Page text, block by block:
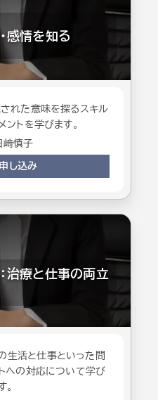
感情を知る
れた意味を探るスキル
ントを学びます。
﨑慎子
し込み
治療と仕事の両立
生活と仕事といった問
への対応について学び
。